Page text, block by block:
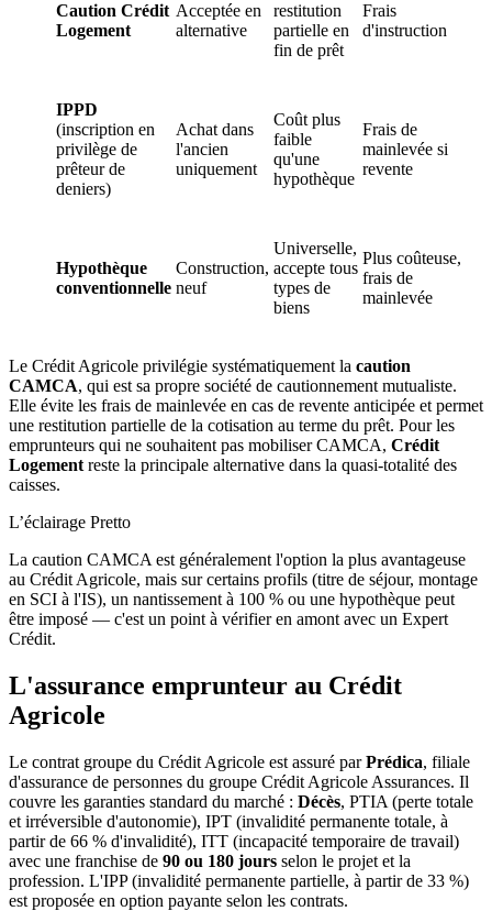
Caution Crédit
Logement
Acceptée en
alternative
restitution
partielle en
fin de prêt
Frais
d'instruction
IPPD
(inscription en
privilège de
prêteur de
deniers)
Achat dans
l'ancien
uniquement
Coût plus
faible
qu'une
hypothèque
Frais de
mainlevée si
revente
Hypothèque
conventionnelle
Construction,
neuf
Universelle,
accepte tous
types de
biens
Plus coûteuse,
frais de
mainlevée
Le Crédit Agricole privilégie systématiquement la caution
CAMCA, qui est sa propre société de cautionnement mutualiste.
Elle évite les frais de mainlevée en cas de revente anticipée et permet
une restitution partielle de la cotisation au terme du prêt. Pour les
emprunteurs qui ne souhaitent pas mobiliser CAMCA, Crédit
Logement reste la principale alternative dans la quasi-totalité des
caisses.
L’éclairage Pretto
La caution CAMCA est généralement l'option la plus avantageuse
au Crédit Agricole, mais sur certains profils (titre de séjour, montage
en SCI à l'IS), un nantissement à 100 % ou une hypothèque peut
être imposé — c'est un point à vérifier en amont avec un Expert
Crédit.
L'assurance emprunteur au Crédit
Agricole
Le contrat groupe du Crédit Agricole est assuré parPrédica, filiale
d'assurance de personnes du groupe Crédit Agricole Assurances. Il
couvre les garanties standard du marché : Décès, PTIA (perte totale
et irréversible d'autonomie), IPT (invalidité permanente totale, à
partir de 66 % d'invalidité), ITT (incapacité temporaire de travail)
avec une franchise de 90 ou 180 jours selon le projet et la
profession. L'IPP (invalidité permanente partielle, à partir de 33 %)
est proposée en option payante selon les contrats.